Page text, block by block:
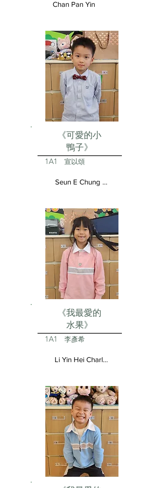
Chan Pan Yin
《可愛的小
鴨子》
1A1 宣以頌
Seun E Chung Aston
《我最愛的
水果》
1A1 李彥希
Li Yin Hei Charlotte